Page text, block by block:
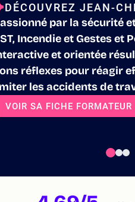
DÉCOUVREZ JEAN-
par la sécurité
Incendie et Gestes et
et orientée
réflexes pour réagir
les accidents de
VOIR SA FICHE FORMATEUR